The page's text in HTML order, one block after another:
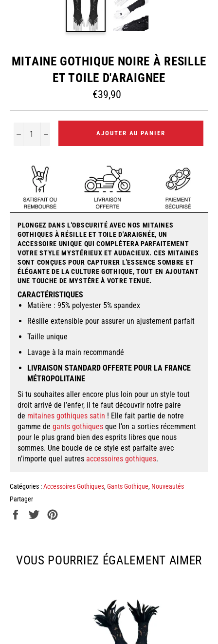
MITAINE GOTHIQUE NOIRE À RESILLE
ET TOILE D'ARAIGNEE
Prix
régulier
€39,90
− + AJOUTER AU PANIER
PLONGEZ DANS L'OBSCURITÉ AVEC NOS MITAINES
GOTHIQUES À RÉSILLE ET TOILE D'ARAIGNÉE, UN
ACCESSOIRE UNIQUE QUI COMPLÉTERA PARFAITEMENT
VOTRE STYLE MYSTÉRIEUX ET AUDACIEUX. CES MITAINES
SONT CONÇUES POUR CAPTURER L'ESSENCE SOMBRE ET
ÉLÉGANTE DE LA CULTURE GOTHIQUE, TOUT EN AJOUTANT
UNE TOUCHE DE MYSTÈRE À VOTRE TENUE.
CARACTÉRISTIQUES
Matière : 95% polyester 5% spandex
Résille extensible pour assurer un ajustement parfait
Taille unique
Lavage à la main recommandé
LIVRAISON STANDARD OFFERTE POUR LA FRANCE
MÉTROPOLITAINE
Si tu souhaites aller encore plus loin pour un style tout
droit arrivé de l’enfer, il te faut découvrir notre paire
de mitaines gothiques satin ! Elle fait partie de notre
gamme de gants gothiques que l’on a sorties récemment
pour le plus grand bien des esprits libres que nous
sommes. Une boucle de ce style est parfaite avec
n’importe quel autres accessoires gothiques.
Catégories :Accessoires Gothiques,Gants Gothique, Nouveautés
Partager
PartagerTweeter
VOUS POURRIEZ ÉGALEMENT AIMER